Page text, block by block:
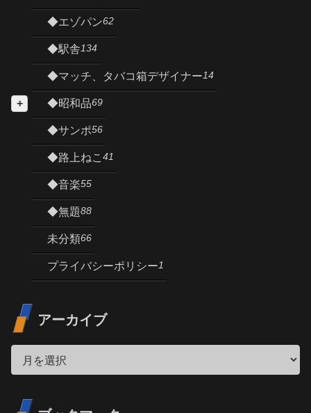
◆エゾパン62
◆駅舎134
◆マッチ、タバコ箱デザイナー14
◆昭和品69
◆サンポ56
◆路上ねこ 41
◆音楽55
◆無題88
未分類66
プライバシーポリシー1
アーカイブ